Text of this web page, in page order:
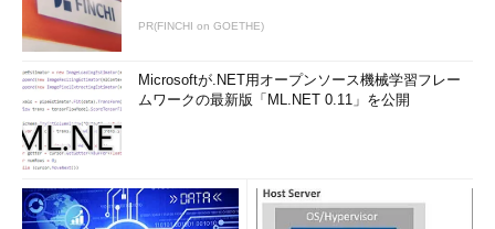
PR(FINCHI on GOETHE)
Microsoftが.NET用オープンソース機械学習フレー
ムワークの最新版「ML.NET 0.11」を公開